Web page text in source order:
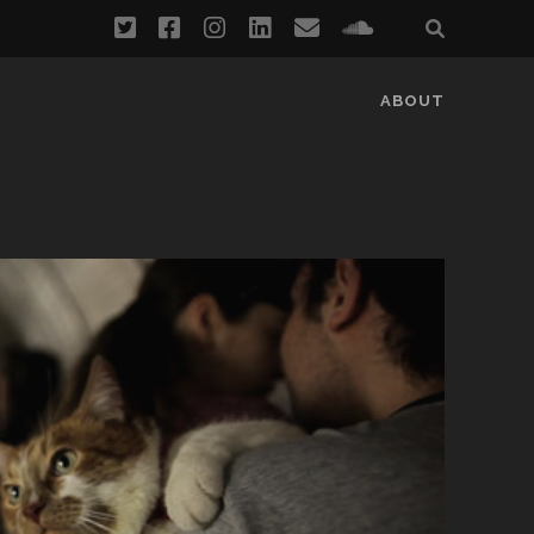
twitterfacebookinstagram
linkedin
emailsoundcloud
ABOUT